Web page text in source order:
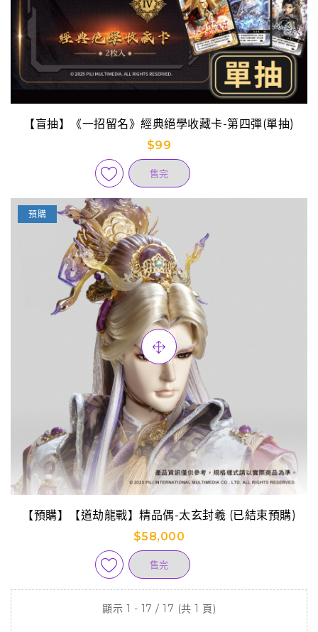
【盲抽】《一招留名》經典絕學收藏卡-第四彈(單抽)
$99
售完
預購
【預購】【道劫龍戰】精品偶-太玄封羲 (已結束預購)
$58,000
售完
顯示 1 - 17 / 17 (共 1 頁)